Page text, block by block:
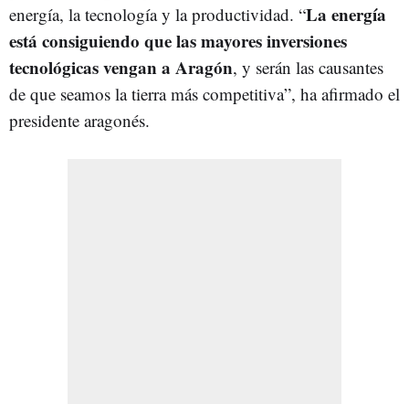
energía, la tecnología y la productividad. “La energía
está consiguiendo que las mayores inversiones
tecnológicas vengan a Aragón, y serán las causantes
de que seamos la tierra más competitiva”, ha afirmado el
presidente aragonés.